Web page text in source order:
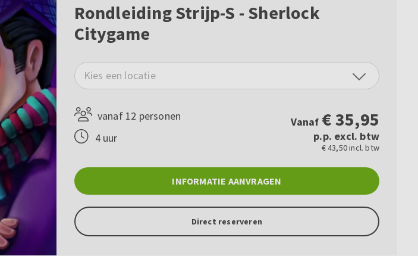
Rondleiding Strijp-S - Sherlock
Citygame
Kies een locatie
vanaf 12 personen
4 uur
Vanaf €35,95
p.p. excl. btw
€ 43,50 incl. btw
INFORMATIE AANVRAGEN
Direct reserveren